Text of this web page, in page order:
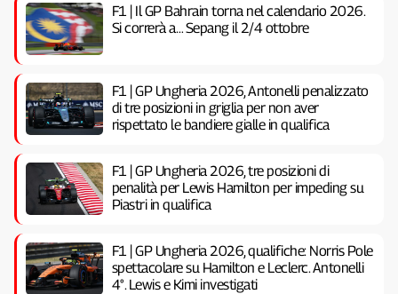
F1 | Il GP Bahrain torna nel calendario 2026.
Si correrà a… Sepang il 2/4 ottobre
F1 | GP Ungheria 2026, Antonelli penalizzato
di tre posizioni in griglia per non aver
rispettato le bandiere gialle in qualifica
F1 | GP Ungheria 2026, tre posizioni di
penalità per Lewis Hamilton per impeding su
Piastri in qualifica
F1 | GP Ungheria 2026, qualifiche: Norris Pole
spettacolare su Hamilton e Leclerc. Antonelli
4°. Lewis e Kimi investigati